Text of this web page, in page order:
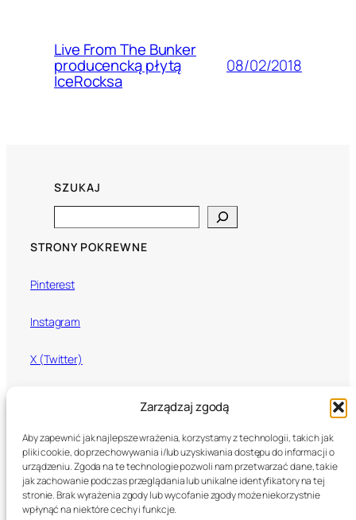
Zarządzaj zgodą
Aby zapewnić jak najlepsze wrażenia, korzystamy z technologii, takich jak
pliki cookie, do przechowywania i/lub uzyskiwania dostępu do informacji o
urządzeniu. Zgoda na te technologie pozwoli nam przetwarzać dane, takie
jak zachowanie podczas przeglądania lub unikalne identyfikatory na tej
stronie. Brak wyrażenia zgody lub wycofanie zgody może niekorzystnie
wpłynąć na niektóre cechy i funkcje.
Live From The Bunker
producencką płytą
IceRocksa
08/02/2018
SZUKAJ
STRONY POKREWNE
Pinterest
Instagram
X (Twitter)
U Call That Love
© 2026 U Call That Love. Wszystkie prawa zastrzeżone.